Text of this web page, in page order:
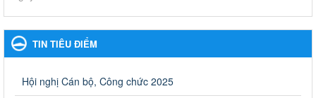
Kế hoạch Phổ biến, giáo dục pháp luật năm 2025 của ngành
Giáo dục và Đào tạo thành phố Bến Cát
Kế hoạch Phổ biến, giáo dục pháp luật năm 2025 của ngành
Ngày ban hành: 28/02/2025
TIN TIÊU ĐIỂM
Hội nghị Cán bộ, Công chức 2025